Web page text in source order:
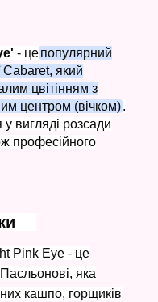
- цепопулярний
Cabaret, який
цвітінням з
центром (вічком).
вигляді розсади
професійного
Pink Eye - це
яка
кашпо, горщиків